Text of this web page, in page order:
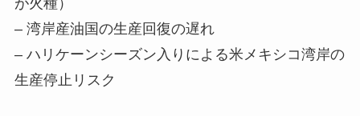
– 湾岸産油国の生産回復の遅れ
– ハリケーンシーズン入りによる米メキシコ湾岸の
生産停止リスク